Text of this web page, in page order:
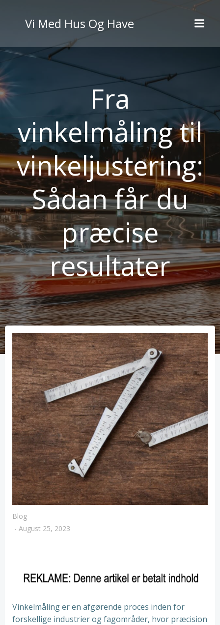
til
indhold
Vi Med Hus Og Have
Fra
vinkelmåling til
vinkeljustering:
Sådan får du
præcise
resultater
Blog
- August 25, 2023
Vinkelmåling er en afgørende proces inden for
forskellige industrier og fagområder, hvor præcision